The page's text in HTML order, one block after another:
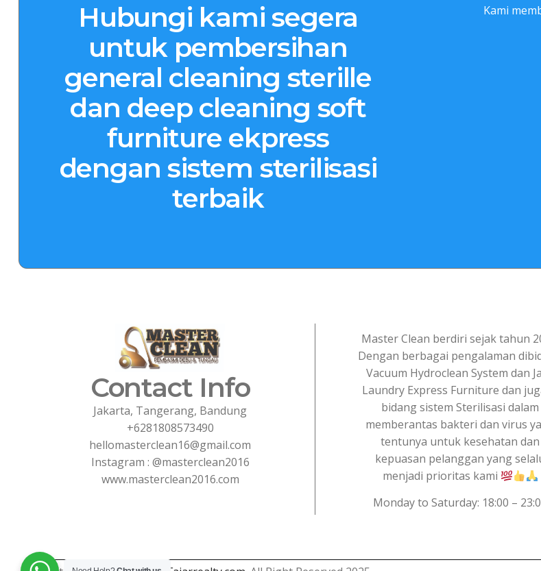
Hubungi kami segera
untuk pembersihan
general cleaning sterille
dan deep cleaning soft
furniture ekpress
dengan sistem sterilisasi
terbaik
Kami
Contact Info
Jakarta, Tangerang, Bandung
+6281808573490
hellomasterclean16@gmail.com
Instagram : @masterclean2016
www.masterclean2016.com
Master Clean berdiri sejak tahun
Dengan berbagai pengalaman
Vacuum Hydroclean System dan
Laundry Express Furniture dan
bidang sistem Sterilisasi dalam
memberantas bakteri dan virus
tentunya untuk kesehatan dan
kepuasan pelanggan yang
menjadi prioritas kami
Monday to Saturday: 18:00 –